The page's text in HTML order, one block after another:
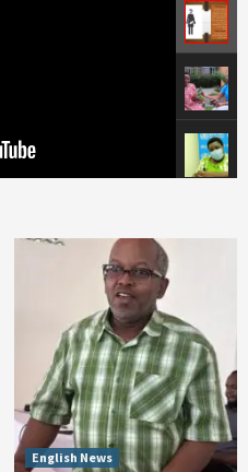
English News